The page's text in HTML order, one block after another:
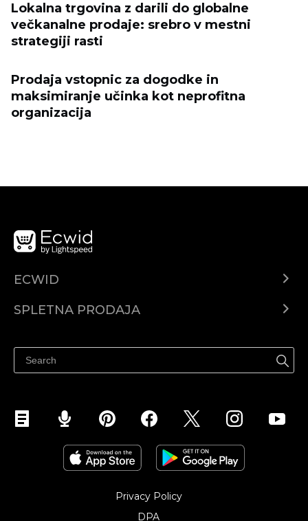
Lokalna trgovina z darili do globalne
večkanalne prodaje: srebro v mestni
strategiji rasti
Prodaja vstopnic za dogodke in
maksimiranje učinka kot neprofitna
organizacija
ECWID
SPLETNA PRODAJA
Prodaja na Instagramu
Privacy Policy
DPA